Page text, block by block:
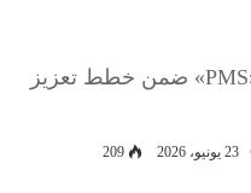
تنفيذ ناجح لمناورة حريق بمقر «PMS» ضمن خطط تعزيز
23 يونيو، 2026 209